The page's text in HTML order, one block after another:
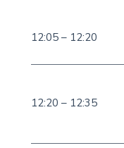
12:05 – 12:20
12:20 – 12:35